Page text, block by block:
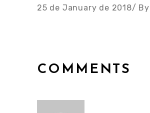
25 de January de 2018 By
COMMENTS